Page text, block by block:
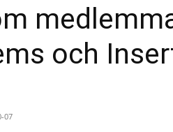
och
07